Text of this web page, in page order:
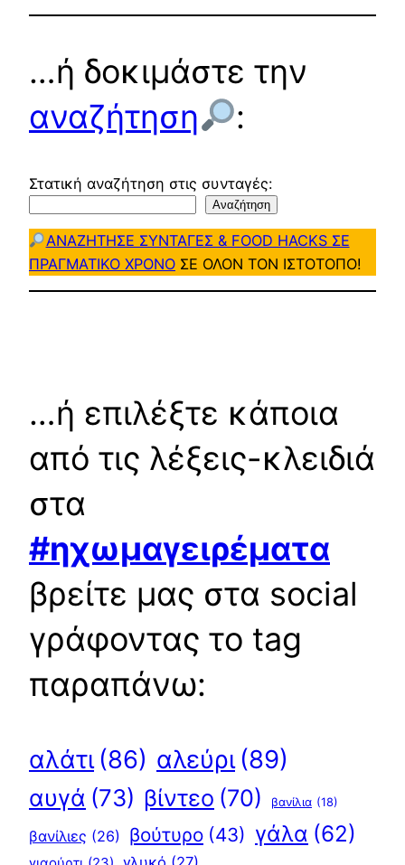
…ή δοκιμάστε την
αναζήτηση
:
Στατική αναζήτηση στις συνταγές:
Αναζήτηση
ΑΝΑΖΗΤΗΣΕ ΣΥΝΤΑΓΕΣ & FOOD HACKS ΣΕ
ΠΡΑΓΜΑΤΙΚΟ ΧΡΟΝΟ ΣΕ ΟΛΟΝ ΤΟΝ ΙΣΤΟΤΟΠΟ!
…ή επιλέξτε κάποια
από τις λέξεις-κλειδιά
στα
#ηχωμαγειρέματα
βρείτε μας στα social
γράφοντας το tag
παραπάνω:
αλάτι (86) αλεύρι (89)
αυγά (73) βίντεο (70) βανίλια (18)
βανίλιες (26) βούτυρο (43) γάλα (62)